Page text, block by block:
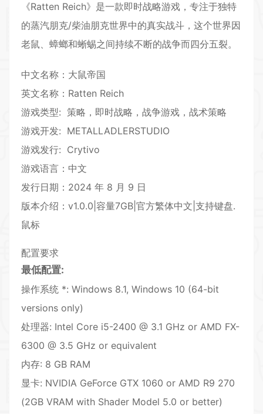
《Ratten Reich》是一款即时战略游戏，专注于独特
的蒸汽朋克/柴油朋克世界中的真实战斗 ，这个世界因
老鼠、蟑螂和蜥蜴之间持续不断的战争而四分五裂。
中文名称：大鼠帝国
英文名称：Ratten Reich
游戏类型: 策略， 即时战略，战争游戏， 战术策略
游戏开发: METALLADLERSTUDIO
游戏发行: Crytivo
游戏语言：中文
发行日期：2024 年 8 月 9 日
版本介绍：v1.0.0|容量7GB|官方繁体中文|支持键盘.
鼠标
配置要求
最低配置:
操作系统 *: Windows 8.1, Windows 10 (64-bit
versions only)
处理器: Intel Core i5-2400 @ 3.1 GHz or AMD FX-
6300 @ 3.5 GHz or equivalent
内存: 8 GB RAM
显卡: NVIDIA GeForce GTX 1060 or AMD R9 270
(2GB VRAM with Shader Model 5.0 or better)